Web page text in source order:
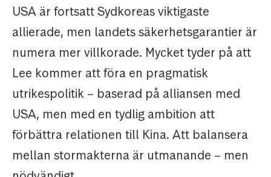
USA är fortsatt Sydkoreas viktigaste
allierade, men landets säkerhetsgarantier är
numera mer villkorade. Mycket tyder på att
Lee kommer att föra en pragmatisk
utrikespolitik – baserad på alliansen med
USA, men med en tydlig ambition att
förbättra relationen till Kina. Att balansera
mellan stormakterna är utmanande – men